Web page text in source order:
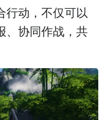
行动，不仅可以
、协同作战，共